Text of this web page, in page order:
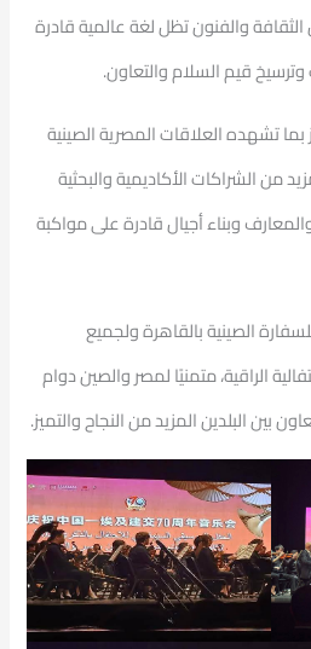
الثقافة والفنون تظل لغة عالمية قادرة
قيم السلام والتعاون.
تشهده العلاقات المصرية الصينية
من الشراكات الأكاديمية والبحثية
وبناء أجيال قادرة على مواكبة
الصينية بالقاهرة ولجميع
الراقية، متمنيًا لمصر والصين دوام
بين البلدين المزيد من النجاح والتميز.